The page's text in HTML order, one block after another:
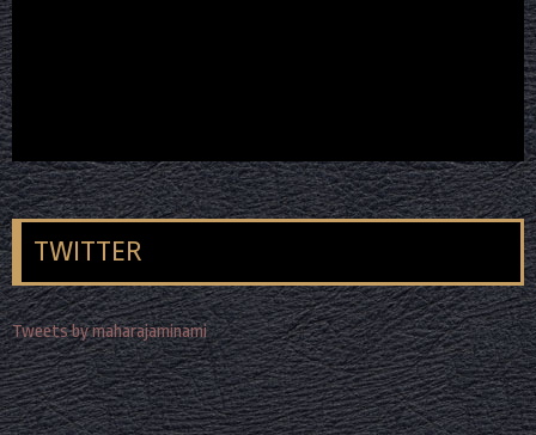
TWITTER
Tweets by maharajaminami